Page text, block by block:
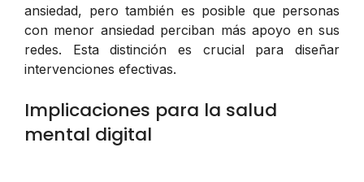
ansiedad, pero también es posible que personas
con menor ansiedad perciban más apoyo en sus
redes. Esta distinción es crucial para diseñar
intervenciones efectivas.
Implicaciones para la salud
mental digital